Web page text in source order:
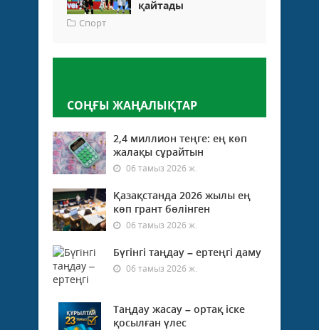
қайтады
Спорт
СОҢҒЫ ЖАҢАЛЫҚТАР
2,4 миллион теңге: ең көп
жалақы сұрайтын
06 тамыз 2026 ж.
Қазақстанда 2026 жылы ең
көп грант бөлінген
06 тамыз 2026 ж.
Бүгінгі таңдау – ертеңгі даму
06 тамыз 2026 ж.
Таңдау жасау – ортақ іске
қосылған үлес